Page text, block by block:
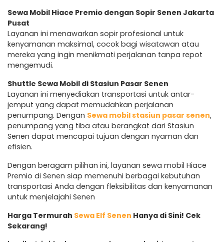
Sewa Mobil Hiace Premio dengan Sopir Senen Jakarta
Pusat
Layanan ini menawarkan sopir profesional untuk
kenyamanan maksimal, cocok bagi wisatawan atau
mereka yang ingin menikmati perjalanan tanpa repot
mengemudi.
Shuttle Sewa Mobil di Stasiun Pasar Senen
Layanan ini menyediakan transportasi untuk antar-
jemput yang dapat memudahkan perjalanan
penumpang. Dengan Sewa mobil stasiun pasar senen,
penumpang yang tiba atau berangkat dari Stasiun
Senen dapat mencapai tujuan dengan nyaman dan
efisien.
Dengan beragam pilihan ini, layanan sewa mobil Hiace
Premio di Senen siap memenuhi berbagai kebutuhan
transportasi Anda dengan fleksibilitas dan kenyamanan
untuk menjelajahi Senen
Harga Termurah Sewa Elf Senen Hanya di Sini! Cek
Sekarang!